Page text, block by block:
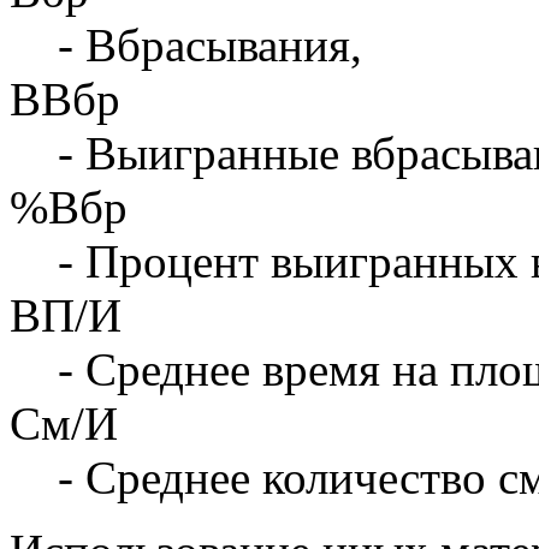
- Вбрасывания,
ВВбр
- Выигранные
%Вбр
- Процент выигранных
ВП/И
- Среднее время на
См/И
- Среднее количество